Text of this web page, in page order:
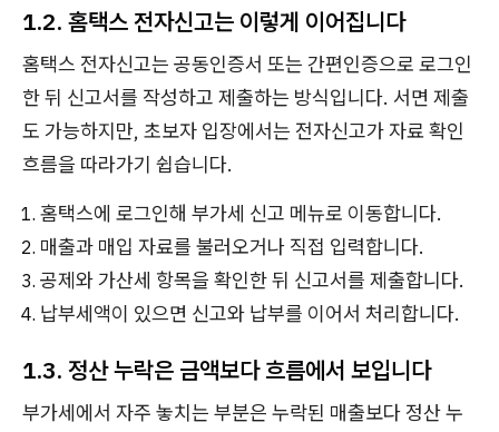
1.2. 홈택스 전자신고는 이렇게 이어집니다
홈택스 전자신고는 공동인증서 또는 간편인증으로 로그인
한 뒤 신고서를 작성하고 제출하는 방식입니다. 서면 제출
도 가능하지만, 초보자 입장에서는 전자신고가 자료 확인
흐름을 따라가기 쉽습니다.
홈택스에 로그인해 부가세 신고 메뉴로 이동합니다.
매출과 매입 자료를 불러오거나 직접 입력합니다.
공제와 가산세 항목을 확인한 뒤 신고서를 제출합니다.
납부세액이 있으면 신고와 납부를 이어서 처리합니다.
1.3. 정산 누락은 금액보다 흐름에서 보입니다
부가세에서 자주 놓치는 부분은 누락된 매출보다 정산 누